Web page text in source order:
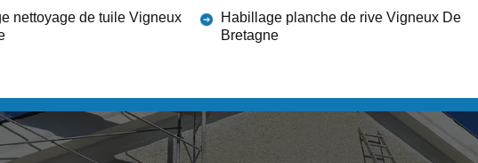
nettoyage de tuile Vigneux
Habillage planche de rive Vigneux De
Bretagne